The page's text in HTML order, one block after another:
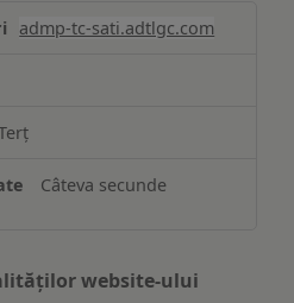
admp-tc-sati.adtlgc.com
Câteva secunde
website-ului